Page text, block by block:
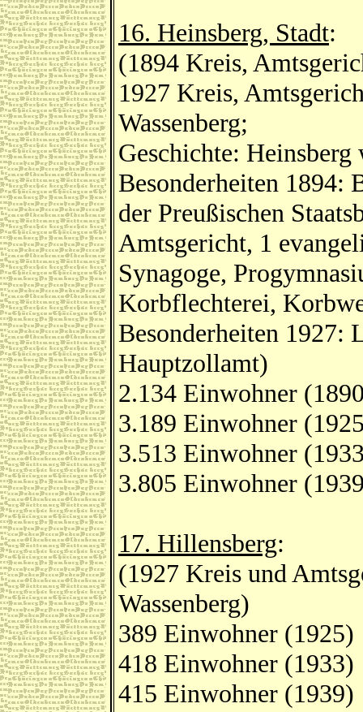
16. Heinsberg, Stadt:
(1894 Kreis,
1927 Kreis,
Wassenberg;
Geschichte:
Besonderheiten 1894:
der Preußischen
Amtsgericht, 1
Synagoge,
Korbflechterei,
Besonderheiten 1927:
Hauptzollamt)
2.134 Einwohner
3.189 Einwohner
3.513 Einwohner
3.805 Einwohner
17. Hillensberg:
(1927 Kreis und
Wassenberg)
389 Einwohner (1925)
418 Einwohner (1933)
415 Einwohner (1939)